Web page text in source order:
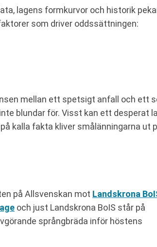
lagens formkurvor och historik
som driver oddssättningen:
mellan ett spetsigt anfall och ett
blundar för. Visst kan ett desperat
kalla fakta kliver smålänningarna ut
på Allsvenskan mot Landskrona
och just Landskrona BoIS står på
språngbräda inför höstens